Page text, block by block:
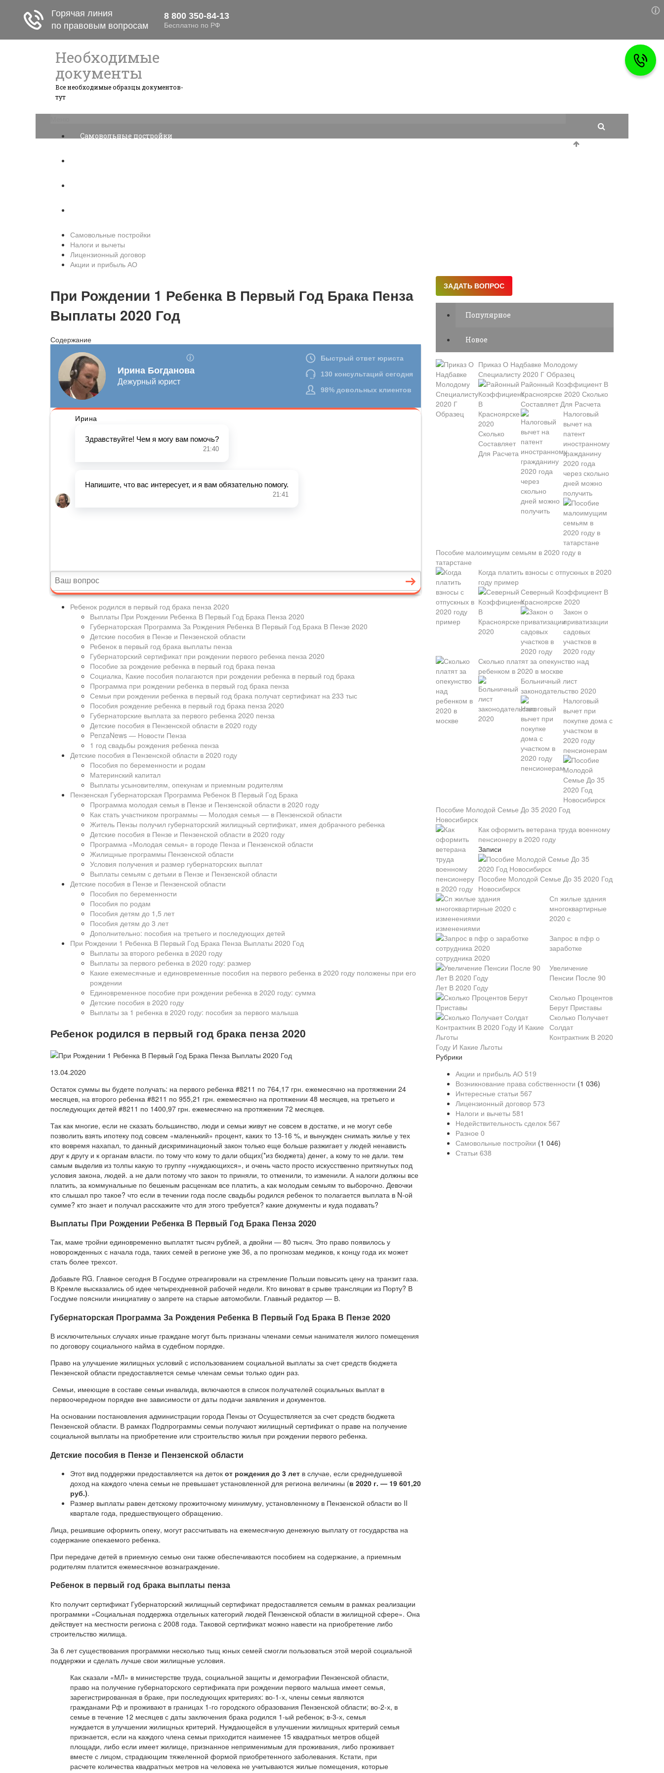
Необходимые
документы
Все необходимые образцы документов-
тут
Самовольные постройки
Самовольные постройки
Налоги и вычеты
Лицензионный договор
Акции и прибыль АО
При Рождении 1 Ребенка В Первый Год Брака Пенза
Выплаты 2020 Год
Содержание
Ребенок родился в первый год брака пенза 2020
Выплаты При Рождении Ребенка В Первый Год Брака Пенза 2020
Губернаторская Программа За Рождения Ребенка В Первый Год Брака В Пензе 2020
Детские пособия в Пензе и Пензенской области
Ребенок в первый год брака выплаты пенза
Губернаторский сертификат при рождении первого ребенка пенза 2020
Пособие за рождение ребенка в первый год брака пенза
Социалка, Какие пособия полагаются при рождении ребенка в первый год брака
Программа при рождении ребенка в первый год брака пенза
Семьи при рождении ребенка в первый год брака получат сертификат на 233 тыс
Пособия рождение ребенка в первый год брака пенза 2020
Губернаторские выплата за первого ребенка 2020 пенза
Детские пособия в Пензенской области в 2020 году
PenzaNews — Новости Пенза
1 год свадьбы рождения ребенка пенза
Детские пособия в Пензенской области в 2020 году
Пособия по беременности и родам
Материнский капитал
Выплаты усыновителям, опекунам и приемным родителям
Пензенская Губернаторская Программа Ребенок В Первый Год Брака
Программа молодая семья в Пензе и Пензенской области в 2020 году
Как стать участником программы — Молодая семья — в Пензенской области
Житель Пензы получил губернаторский жилищный сертификат, имея добрачного ребенка
Детские пособия в Пензе и Пензенской области в 2020 году
Программа «Молодая семья» в городе Пенза и Пензенской области
Жилищные программы Пензенской области
Условия получения и размер губернаторских выплат
Выплаты семьям с детьми в Пензе и Пензенской области
Детские пособия в Пензе и Пензенской области
Пособия по беременности
Пособия по родам
Пособия детям до 1,5 лет
Пособия детям до 3 лет
Дополнительно: пособия на третьего и последующих детей
При Рождении 1 Ребенка В Первый Год Брака Пенза Выплаты 2020 Год
Выплаты за второго ребенка в 2020 году
Выплаты за первого ребенка в 2020 году: размер
Какие ежемесячные и единовременные пособия на первого ребенка в 2020 году положены при его
рождении
Единовременное пособие при рождении ребенка в 2020 году: сумма
Детские пособия в 2020 году
Выплаты за 1 ребенка в 2020 году: пособия за первого малыша
Ребенок родился в первый год брака пенза 2020
13.04.2020
Остаток суммы вы будете получать: на первого ребенка #8211 по 764,17 грн. ежемесячно на протяжении 24
месяцев, на второго ребенка #8211 по 955,21 грн. ежемесячно на протяжении 48 месяцев, на третьего и
последующих детей #8211 по 1400,97 грн. ежемесячно на протяжении 72 месяцев.
Так как многие, если не сказать большинство, люди и семьи живут не совсем в достатке, и не могут себе
позволить взять ипотеку под совсем «маленький» процент, каких то 13-16 %, и вынужден снимать жилье у тех
кто вовремя нахапал, то данный дискриминационый закон только еще больше разжигает у людей ненависть
друг к другу и к органам власти. по тому что кому то дали общих(*из бюджета) денег, а кому то не дали. тем
самым выделив из толпы какую то группу «нуждающихся», и очень часто просто искусственно притянутых под
условия закона, людей. а не дали потому что закон то приняли, то отменили, то изменили. А налоги должны все
платить, за коммунальные по бешеным расценкам все платить, а как молодым семьям то выборочно. Девочки
кто слышал про такое? что если в течении года после свадьбы родился ребенок то полагается выплата в N-ой
сумме? кто знает и получал расскажите что для этого требуется? какие документы и куда подавать?
Выплаты При Рождении Ребенка В Первый Год Брака Пенза 2020
Так, маме тройни единовременно выплатят тысяч рублей, а двойни — 80 тысяч. Это право появилось у
новорожденных с начала года, таких семей в регионе уже 36, а по прогнозам медиков, к концу года их может
стать более трехсот.
Добавьте RG. Главное сегодня В Госдуме отреагировали на стремление Польши повысить цену на транзит газа.
В Кремле высказались об идее четырехдневной рабочей недели. Кто виноват в срыве трансляции из Порту? В
Госдуме пояснили инициативу о запрете на старые автомобили. Главный редактор — В.
Губернаторская Программа За Рождения Ребенка В Первый Год Брака В Пензе 2020
В исключительных случаях иные граждане могут быть признаны членами семьи нанимателя жилого помещения
по договору социального найма в судебном порядке.
Право на улучшение жилищных условий с использованием социальной выплаты за счет средств бюджета
Пензенской области предоставляется семье членам семьи только один раз.
Семьи, имеющие в составе семьи инвалида, включаются в список получателей социальных выплат в
первоочередном порядке вне зависимости от даты подачи заявления и документов.
На основании постановления администрации города Пензы от Осуществляется за счет средств бюджета
Пензенской области. В рамках Подпрограммы семьи получают жилищный сертификат о праве на получение
социальной выплаты на приобретение или строительство жилья при рождении первого ребенка.
Детские пособия в Пензе и Пензенской области
Этот вид поддержки предоставляется на деток от рождения до 3 лет в случае, если среднедушевой
доход на каждого члена семьи не превышает установленной для региона величины (в 2020 г. — 19 601,20
руб.).
Размер выплаты равен детскому прожиточному минимуму, установленному в Пензенской области во II
квартале года, предшествующего обращению.
Лица, решившие оформить опеку, могут рассчитывать на ежемесячную денежную выплату от государства на
содержание опекаемого ребенка.
При передаче детей в приемную семью они также обеспечиваются пособием на содержание, а приемным
родителям платится ежемесячное вознаграждение.
Ребенок в первый год брака выплаты пенза
Кто получит сертификат Губернаторский жилищный сертификат предоставляется семьям в рамках реализации
программки «Социальная поддержка отдельных категорий людей Пензенской области в жилищной сфере». Она
действует на местности региона с 2008 года. Таковой сертификат можно навести на приобретение либо
строительство жилища.
За 6 лет существования программки несколько тыщ юных семей смогли пользоваться этой мерой социальной
поддержки и сделать лучше свои жилищные условия.
Как сказали «МЛ» в министерстве труда, социальной защиты и демографии Пензенской области,
право на получение губернаторского сертификата при рождении первого малыша имеет семья,
зарегистрированная в браке, при последующих критериях: во-1-х, члены семьи являются
гражданами Рф и проживают в границах 1-го городского образования Пензенской области; во-2-х, в
семье в течение 12 месяцев с даты заключения брака родился 1-ый ребенок; в-3-х, семья
нуждается в улучшении жилищных критерий. Нуждающейся в улучшении жилищных критерий семья
признается, если на каждого члена семьи приходится наименее 15 квадратных метров общей
площади, либо если имеет жилище, признанное неприменимым для проживания, либо проживает
вместе с лицом, страдающим тяжеленной формой приобретенного заболевания. Кстати, при
расчете количества квадратных метров на человека не учитываются жилые помещения, которые
Популярное
Новое
Приказ О Надбавке Молодому
Специалисту 2020 Г Образец
Районный Коэффициент В
Красноярске 2020 Сколько
Составляет Для Расчета
Налоговый
вычет на
патент
иностранному
гражданину
2020 года
через скольно
дней можно
получить
Пособие малоимущим семьям в 2020 году в
татарстане
Когда платить взносы с отпускных в 2020
году пример
Северный Коэффициент В
Красноярске 2020
Закон о
приватизации
садовых
участков в
2020 году
Сколько платят за опекунство над
ребенком в 2020 в москве
Больничный лист
законодательство 2020
Налоговый
вычет при
покупке дома с
участком в
2020 году
пенсионерам
Пособие Молодой Семье До 35 2020 Год
Новосибирск
Как оформить ветерана труда военному
пенсионеру в 2020 году
Записи
Пособие Молодой Семье До 35 2020 Год
Новосибирск
Сп жилые здания
многоквартирные
2020 с
изменениями
Запрос в пфр о
заработке
сотрудника 2020
Увеличение
Пенсии После 90
Лет В 2020 Году
Сколько Процентов
Берут Приставы
Сколько Получает
Солдат
Контрактник В 2020
Году И Какие Льготы
Рубрики
Акции и прибыль АО 519
Возникнование права собственности (1 036)
Интересные статьи 567
Лицензионный договор 573
Налоги и вычеты 581
Недействительность сделок 567
Разное 0
Самовольные постройки (1 046)
Статьи 638